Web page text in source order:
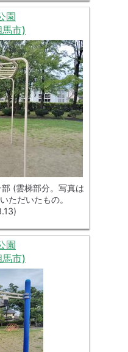
園
馬市)
(雲梯部分。写真は
ただいたもの。
園
馬市)